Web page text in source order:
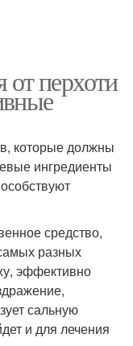
от перхоти
которые должны
ингредиенты
средство,
разных
эффективно
сальную
и для лечения